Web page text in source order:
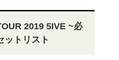
2019 5IVE ~必
ットリスト